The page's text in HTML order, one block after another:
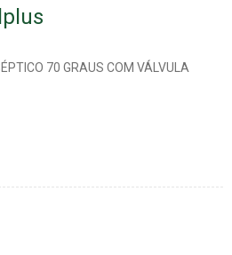
70 GRAUS COM VÁLVULA